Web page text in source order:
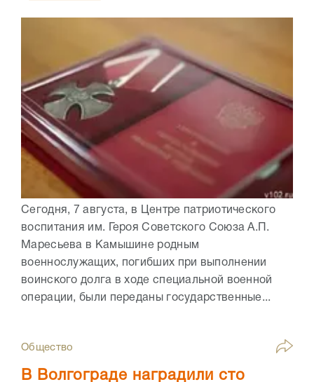
Сегодня, 7 августа, в Центре патриотического
воспитания им. Героя Советского Союза А.П.
Маресьева в Камышине родным
военнослужащих, погибших при выполнении
воинского долга в ходе специальной военной
операции, были переданы государственные...
Общество
В Волгограде наградили сто